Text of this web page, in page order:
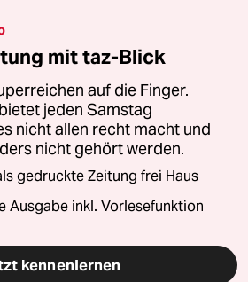
mit taz-Blick
auf die Finger.
jeden Samstag
nicht allen recht macht und
nicht gehört werden.
gedruckte Zeitung frei Haus
Ausgabe inkl. Vorlesefunktion
kennenlernen